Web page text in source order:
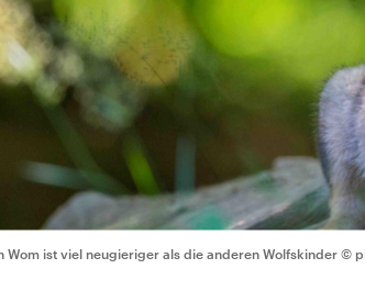
Wom ist viel neugieriger als die anderen Wolfskinder ©